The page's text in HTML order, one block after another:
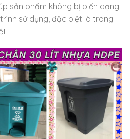
sản phẩm không bị biến dạng
sử dụng, đặc biệt là trong